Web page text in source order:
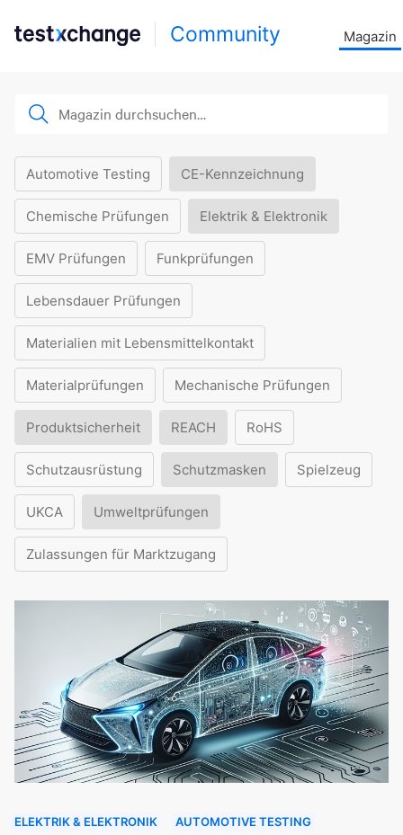
Community Magazin
Automotive Testing CE-Kennzeichnung
Chemische Prüfungen Elektrik & Elektronik
EMV Prüfungen Funkprüfungen
Lebensdauer Prüfungen
Materialien mit Lebensmittelkontakt
Materialprüfungen Mechanische Prüfungen
Produktsicherheit REACH RoHS
Schutzausrüstung Schutzmasken Spielzeug
UKCA Umweltprüfungen
Zulassungen für Marktzugang
ELEKTRIK & ELEKTRONIK AUTOMOTIVE TESTING